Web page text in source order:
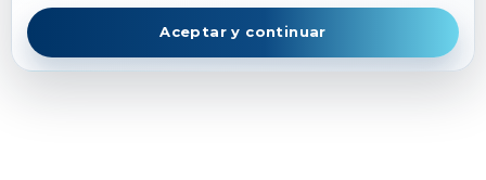
Aceptar y continuar